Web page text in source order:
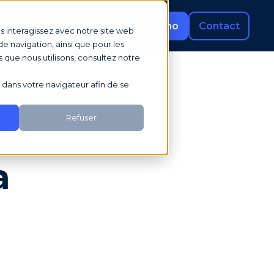
interagissez avec notre site web
navigation, ainsi que pour les
que nous utilisons, consultez notre
votre navigateur afin de se
Refuser
Demander une démo Contact